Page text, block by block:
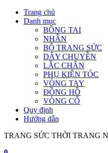
Skip
Trang chủ
Danh mục
BÔNG TAI
NHẪN
BỘ TRANG SỨC
DÂY CHUYỀN
LẮC CHÂN
PHỤ KIỆN TÓC
VÒNG TAY
ĐỒNG HỒ
VÒNG CỔ
Quy định
Hướng dẫn
TRANG SỨC THỜI TRANG